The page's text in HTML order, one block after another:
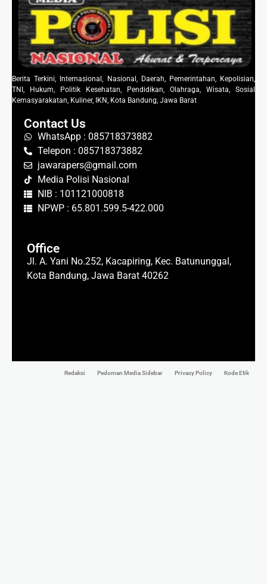
Berita Terkini, Internasional, Nasional, Daerah, Pemerintahan, Kepolisian,
TNI, Hukum, Politik Kesehatan, Pendidikan, Olahraga, Wisata, Sosial
Kemasyarakatan, Kuliner, IKN, Kota Bandung, Jawa Barat
Contact Us
WhatsApp : 085718373882
Telepon : 085718373882
jawarapers@gmail.com
Media Polisi Nasional
NIB : 101121000818
NPWP : 65.801.599.5-422.000
Office
Jl. A. Yani No.252, Kacapiring, Kec. Batununggal,
Kota Bandung, Jawa Barat 40262
Redaksi Pedoman Media Sidebar Privacy Policy Kode Etik